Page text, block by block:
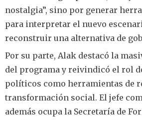
nostalgia”, sino por generar
para interpretar el nuevo
reconstruir una alternativa de
Por su parte, Alak destacó la
del programa y reivindicó el rol
políticos como herramientas de
transformación social. El jefe
además ocupa la Secretaría de